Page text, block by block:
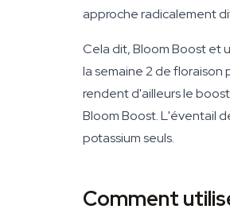
approche radicalement
Cela dit, Bloom Boost et
la semaine 2 de floraison
rendent d'ailleurs le
Bloom Boost. L'éventail
potassium seuls.
Comment